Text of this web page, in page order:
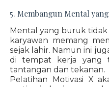
5. Membangun Mental
Mental yang buruk tidak
karyawan memang
sejak lahir. Namun ini
di tempat kerja yang
tantangan dan tekanan.
Pelatihan Motivasi X